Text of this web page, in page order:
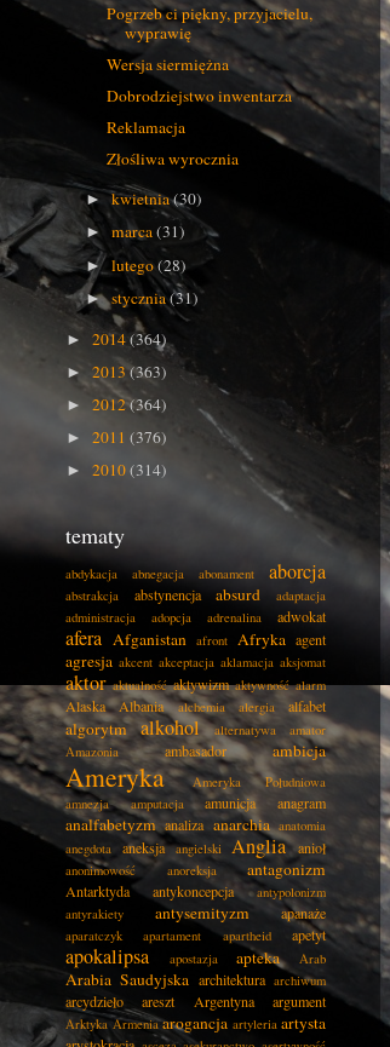
Pogrzeb ci piękny, przyjacielu,
wyprawię
Wersja siermiężna
Dobrodziejstwo inwentarza
Reklamacja
Złośliwa wyrocznia
►kwietnia(30)
►marca(31)
►lutego(28)
►stycznia(31)
► 2014(364)
► 2013(363)
► 2012(364)
► 2011 (376)
► 2010(314)
tematy
abdykacja abnegacja abonament aborcja
abstrakcja abstynencja absurd
adaptacja
administracja
adopcja adrenalina adwokat
afera Afganistan afront Afryka agent
agresja akcent akceptacja aklamacja aksjomat
aktor aktualność aktywizm aktywność alarm
Alaska Albania alchemia alergia alfabet
algorytm alkohol alternatywa
amator
Amazonia
ambasador ambicja
Ameryka
Ameryka Południowa
amnezja
amputacja amunicja anagram
analfabetyzm analiza anarchia anatomia
anegdota
aneksja angielski Anglia anioł
anonimowość anoreksja antagonizm
Antarktyda antykoncepcja
antypolonizm
antyrakiety
antysemityzm apanaże
aparatczyk apartament apartheid apetyt
apokalipsa apostazja apteka Arab
Arabia Saudyjska architektura archiwum
arcydzieło areszt Argentyna argument
Arktyka Armenia arogancja artyleria artysta